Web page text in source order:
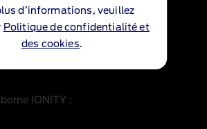
d’informations, veuillez
Politique de confidentialité et
des cookies.
:
IONITY :